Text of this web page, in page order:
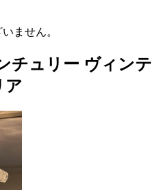
ません。
チュリー ヴィンテ
ア